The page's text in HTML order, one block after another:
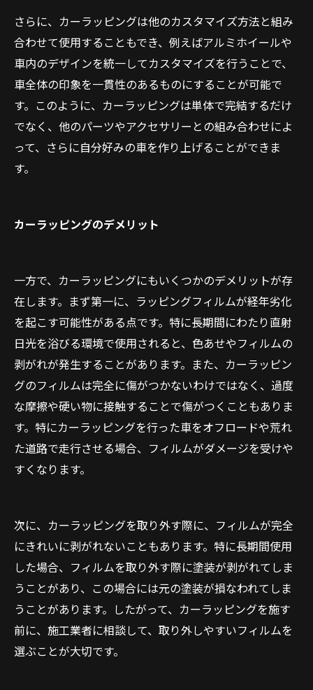
さらに、カーラッピングは他のカスタマイズ方法と組み
合わせて使用することもでき、例えばアルミホイールや
車内のデザインを統一してカスタマイズを行うことで、
車全体の印象を一貫性のあるものにすることが可能で
す。このように、カーラッピングは単体で完結するだけ
でなく、他のパーツやアクセサリーとの組み合わせによ
って、さらに自分好みの車を作り上げることができま
す。
カーラッピングのデメリット
一方で、カーラッピングにもいくつかのデメリットが存
在します。まず第一に、ラッピングフィルムが経年劣化
を起こす可能性がある点です。特に長期間にわたり直射
日光を浴びる環境で使用されると、色あせやフィルムの
剥がれが発生することがあります。また、カーラッピン
グのフィルムは完全に傷がつかないわけではなく、過度
な摩擦や硬い物に接触することで傷がつくこともありま
す。特にカーラッピングを行った車をオフロードや荒れ
た道路で走行させる場合、フィルムがダメージを受けや
すくなります。
次に、カーラッピングを取り外す際に、フィルムが完全
にきれいに剥がれないこともあります。特に長期間使用
した場合、フィルムを取り外す際に塗装が剥がれてしま
うことがあり、この場合には元の塗装が損なわれてしま
うことがあります。したがって、カーラッピングを施す
前に、施工業者に相談して、取り外しやすいフィルムを
選ぶことが大切です。